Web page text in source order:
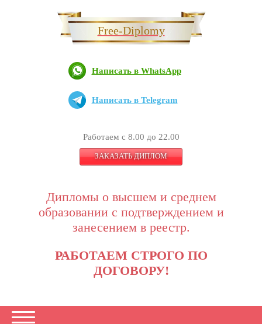
Free-Diplomy
Написать в WhatsApp
Написать в Telegram
Работаем с 8.00 до 22.00
ЗАКАЗАТЬ ДИПЛОМ
Дипломы о высшем и среднем
образовании с подтверждением и
занесением в реестр.
РАБОТАЕМ СТРОГО ПО
ДОГОВОРУ!